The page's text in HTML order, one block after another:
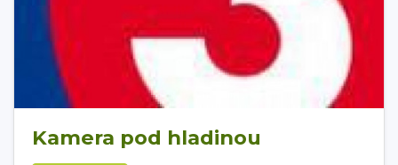
Kamera pod hladinou